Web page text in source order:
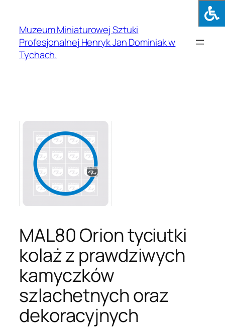
Muzeum Miniaturowej Sztuki
Profesjonalnej Henryk Jan Dominiak w
Tychach.
MAL80 Orion tyciutki
kolaż z prawdziwych
kamyczków
szlachetnych oraz
dekoracyjnych